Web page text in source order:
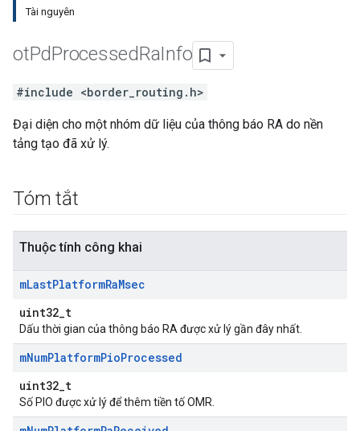
Tài nguyên
otPdProcessedRaInfo
#include <border_routing.h>
Đại diện cho một nhóm dữ liệu của thông báo RA do nền
tảng tạo đã xử lý.
Tóm tắt
Thuộc tính công khai
mLastPlatformRaMsec
uint32_t
Dấu thời gian của thông báo RA được xử lý gần đây nhất.
mNumPlatformPioProcessed
uint32_t
Số PIO được xử lý để thêm tiền tố OMR.